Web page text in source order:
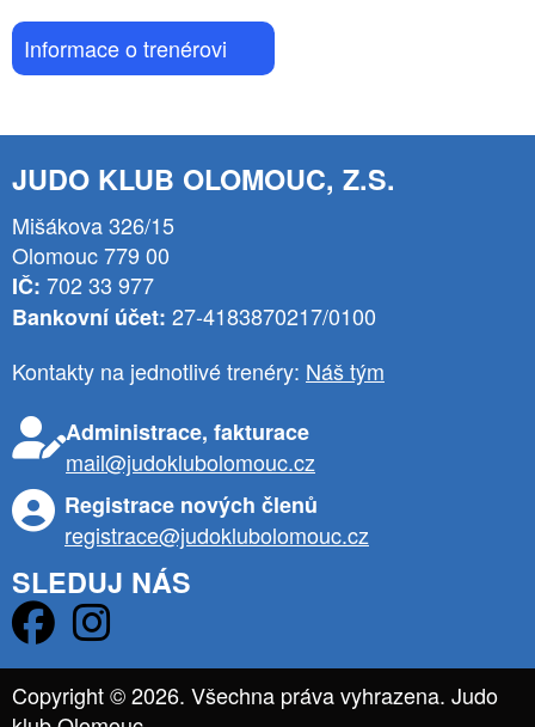
Informace o trenérovi
JUDO KLUB OLOMOUC, Z.S.
Mišákova 326/15
Olomouc 779 00
IČ: 702 33 977
Bankovní účet: 27-4183870217/0100
Kontakty na jednotlivé trenéry: Náš tým
Administrace, fakturace
mail@judoklubolomouc.cz
Registrace nových členů
registrace@judoklubolomouc.cz
SLEDUJ NÁS
Copyright © 2026. Všechna práva vyhrazena. Judo